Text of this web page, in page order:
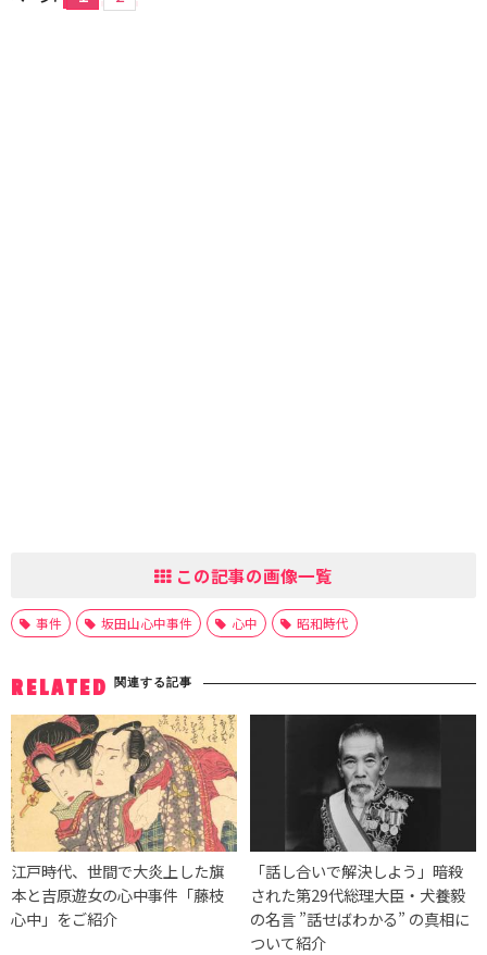
この記事の画像一覧
事件 坂田山心中事件 心中 昭和時代
RELATED 関連する記事
江戸時代、世間で大炎上した旗
本と吉原遊女の心中事件「藤枝
心中」をご紹介
「話し合いで解決しよう」暗殺
された第29代総理大臣・犬養毅
の名言 ”話せばわかる” の真相に
ついて紹介